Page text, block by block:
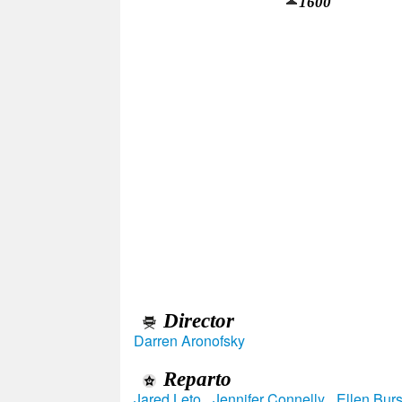
Director
Darren Aronofsky
Reparto